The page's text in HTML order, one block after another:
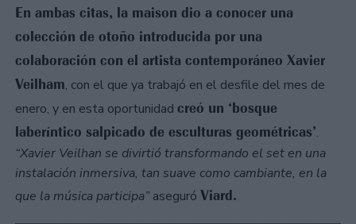
En ambas citas, la maison dio a conocer una
colección de otoño introducida por una
colaboración con el artista contemporáneo Xavier
Veilham, con el que ya trabajó en el desfile del mes de
enero, y en esta oportunidad creó un ‘bosque
laberíntico salpicado de esculturas geométricas’.
“Xavier Veilhan se divirtió transformando el set en una
instalación inmersiva, tan suave como cambiante, en la
que la música participa”aseguró Viard.